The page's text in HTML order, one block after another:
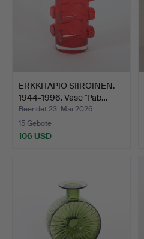
ERKKITAPIO SIIROINEN.
1944-1996. Vase "Pab…
Beendet 23. Mai 2026
15 Gebote
106 USD